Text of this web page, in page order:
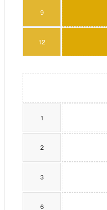
9
12
1
2
3
6